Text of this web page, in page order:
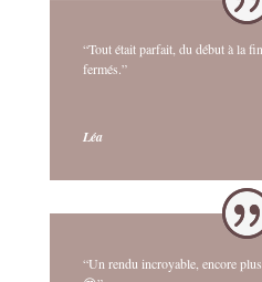
“Tout était parfait, du début à la
fermés.”
Léa
“Un rendu incroyable, encore